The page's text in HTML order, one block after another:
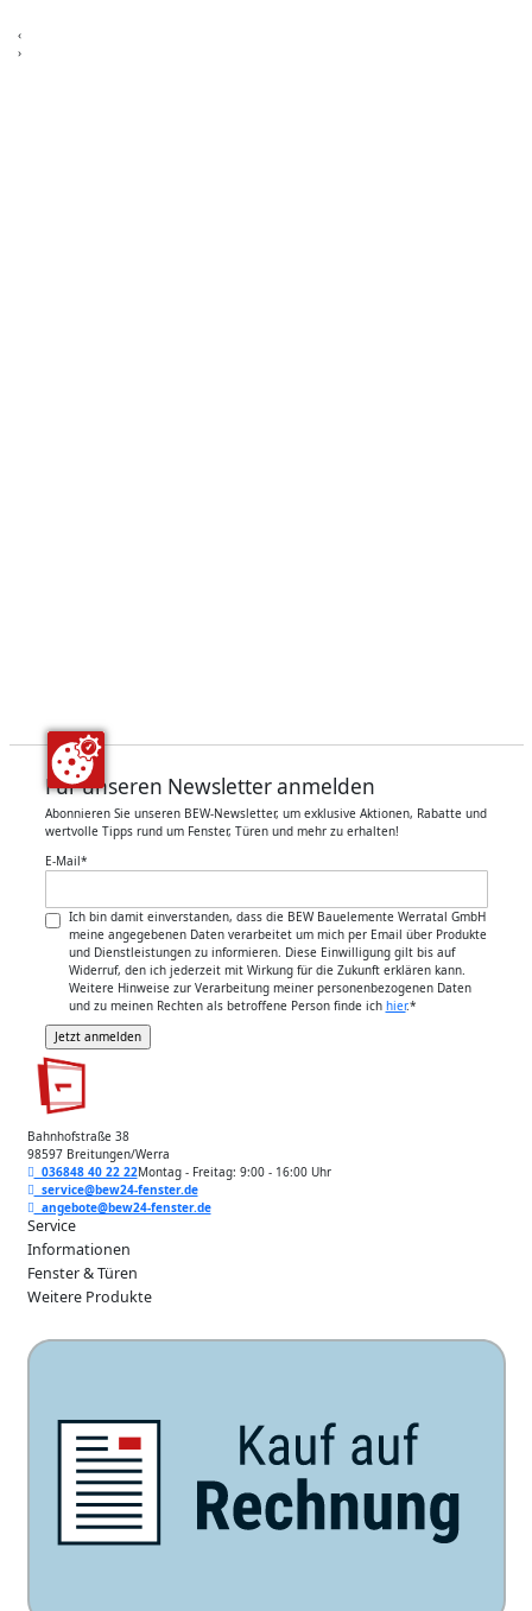
‹
›
Für unseren Newsletter anmelden
Abonnieren Sie unseren BEW-Newsletter, um exklusive Aktionen, Rabatte und
wertvolle Tipps rund um Fenster, Türen und mehr zu erhalten!
E-Mail*
Ich bin damit einverstanden, dass die BEW Bauelemente Werratal GmbH
meine angegebenen Daten verarbeitet um mich per Email über Produkte
und Dienstleistungen zu informieren. Diese Einwilligung gilt bis auf
Widerruf, den ich jederzeit mit Wirkung für die Zukunft erklären kann.
Weitere Hinweise zur Verarbeitung meiner personenbezogenen Daten
und zu meinen Rechten als betroffene Person finde ich hier.*
Bahnhofstraße 38
98597 Breitungen/Werra
036848 40 22 22Montag - Freitag: 9:00 - 16:00 Uhr
service@bew24-fenster.de
angebote@bew24-fenster.de
Service
Informationen
Fenster & Türen
Weitere Produkte